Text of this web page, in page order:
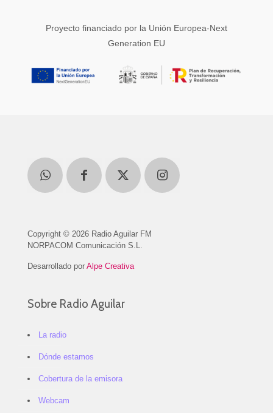
Proyecto financiado por la Unión Europea-Next
Generation EU
Copyright © 2026 Radio Aguilar FM
NORPACOM Comunicación S.L.
Desarrollado por Alpe Creativa
Sobre Radio Aguilar
La radio
Dónde estamos
Cobertura de la emisora
Webcam